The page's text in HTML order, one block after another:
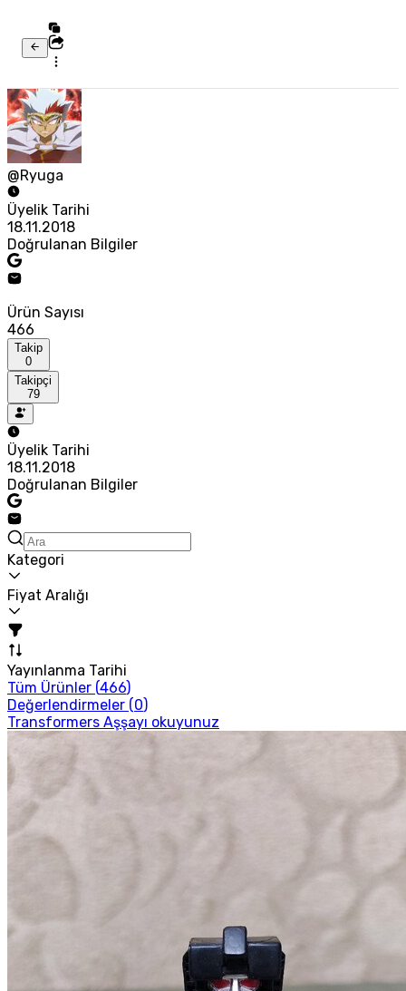
@Ryuga
Üyelik Tarihi
18.11.2018
Doğrulanan Bilgiler
Ürün Sayısı
466
Takip
0
Takipçi
79
Üyelik Tarihi
18.11.2018
Doğrulanan Bilgiler
Kategori
Fiyat Aralığı
Yayınlanma Tarihi
Tüm Ürünler (466)
Değerlendirmeler (0)
Transformers Aşşayı okuyunuz